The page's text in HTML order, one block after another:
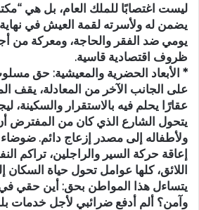
ليست اغتصابًا للملك العام، بل هي
يضمن له ولأسرته لقمة العيش في نهاية
يومي ضد الفقر والحاجة، ومعركة من
ظروف اقتصادية قاسية.
* الأبعاد الحضرية والمعيشية: حق
على الجانب الآخر من المعادلة، يقف
عقارًا يحلم فيه بالاستقرار والسكينة،
يتحول الشارع الذي كان من المفترض
ولأطفاله إلى مصدر إزعاج دائم. ضوضاء
إعاقة حركة السير والراجلين، تراكم
اللائق، كلها عوامل تحول حياة
يتساءل هذا المواطن بحق: أين حقي
وآمن؟ ألم أدفع ضرائبي لأجل خدمات